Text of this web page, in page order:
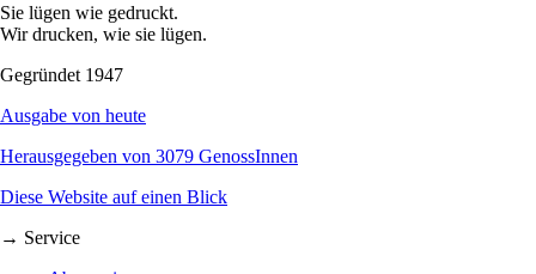
Sie lügen wie gedruckt.
Wir drucken, wie sie lügen.
Gegründet 1947
Ausgabe von heute
Herausgegeben von 3079 GenossInnen
Diese Website auf einen Blick
→ Service